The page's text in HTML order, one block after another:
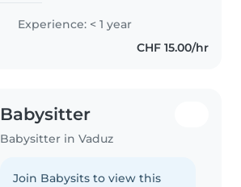
Experience: < 1 year
CHF 15.00/hr
Babysitter
Babysitter in Vaduz
Join Babysits to view this